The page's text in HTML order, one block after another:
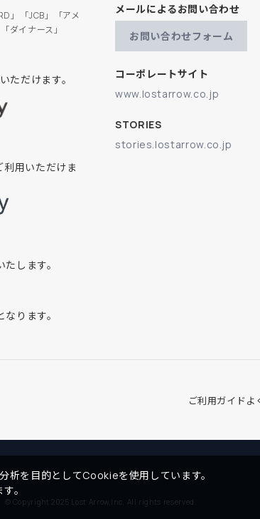
」「JCB」「アメ
ダイナース」
ただけます。
用いただけま
たします。
ります。
メールによるお問い合わせ
お問い合わせフォーム
コーポレートサイト
www.lostarrow.co.jp
STORIES
stories.lostarrow.co.jp
ご利用ガイド よ
© Copyright 2025 Lost Arrow,Inc. All rights reserved.
析を目的としてCookieを使用しています。
。